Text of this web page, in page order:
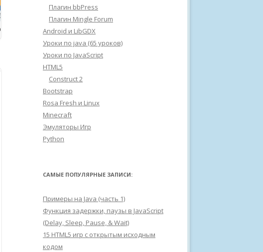
Плагин bbPress
Плагин Mingle Forum
Android и LibGDX
Уроки по java (65 уроков)
Уроки по JavaScript
HTML5
Construct 2
Bootstrap
Rosa Fresh и Linux
Minecraft
Эмуляторы Игр
Python
САМЫЕ ПОПУЛЯРНЫЕ ЗАПИСИ:
Примеры на Java (часть 1)
Функция задержки, паузы в JavaScript
(Delay, Sleep, Pause, & Wait)
15 HTML5 игр с открытым исходным
кодом